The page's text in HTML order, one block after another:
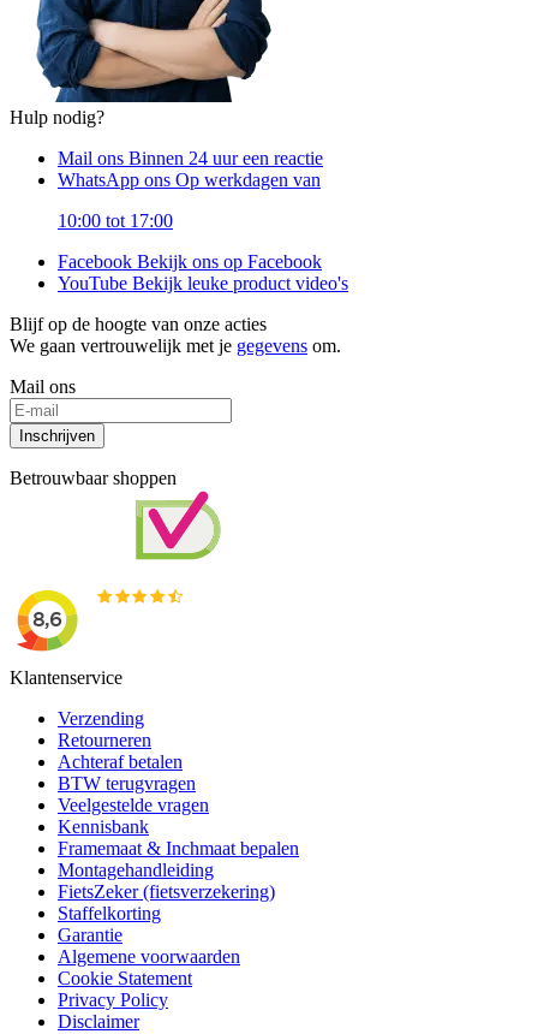
Hulp nodig?
Mail ons Binnen 24 uur een reactie
WhatsApp ons Op werkdagen van
10:00 tot 17:00
Facebook Bekijk ons op Facebook
YouTube Bekijk leuke product video's
Blijf op de hoogte van onze acties
We gaan vertrouwelijk met je gegevens om.
Mail ons
Inschrijven
Betrouwbaar shoppen
Klantenservice
Verzending
Retourneren
Achteraf betalen
BTW terugvragen
Veelgestelde vragen
Kennisbank
Framemaat & Inchmaat bepalen
Montagehandleiding
FietsZeker (fietsverzekering)
Staffelkorting
Garantie
Algemene voorwaarden
Cookie Statement
Privacy Policy
Disclaimer